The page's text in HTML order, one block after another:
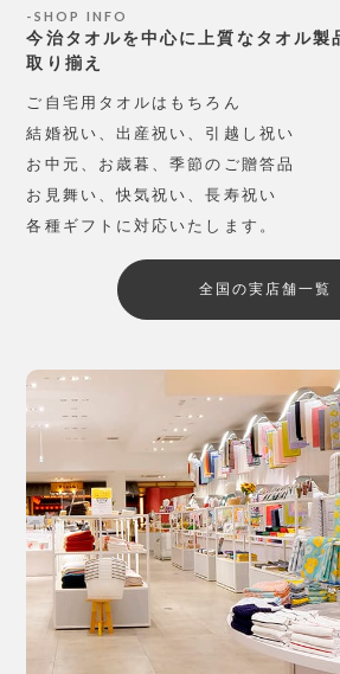
SHOP INFO
今治タオルを中心に上質なタオル製
取り揃え
ご自宅用タオルはもちろん
結婚祝い、出産祝い、引越し祝い
お中元、お歳暮、季節のご贈答品
お見舞い、快気祝い、長寿祝い
各種ギフトに対応いたします。
全国の実店舗一覧